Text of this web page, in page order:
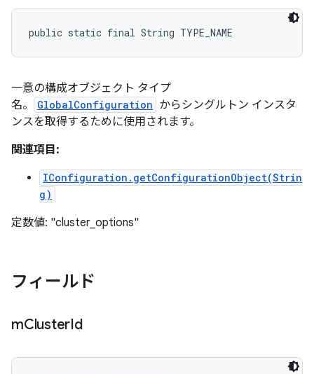
public static final String TYPE_NAME
一意の構成オブジェクト タイプ
名。
GlobalConfiguration からシングルトン インスタ
ンスを取得するために使用されます。
関連項目:
IConfiguration.getConfigurationObject(Strin
g)
定数値: "cluster_options"
フィールド
mClusterId